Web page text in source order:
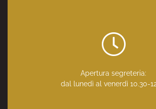
Apertura segreteria:
dal lunedì al venerdì 10.30-